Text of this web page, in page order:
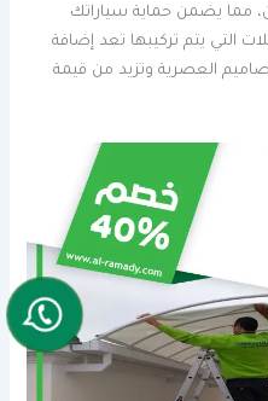
مما يضمن حماية سياراتك
التي يتم تركيبها تعد إضافة
العصرية وتزيد من قيمة